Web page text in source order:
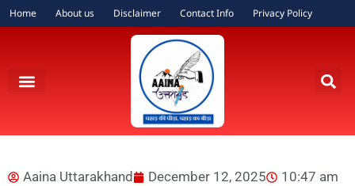
Home About us Disclaimer Contact Info Privacy Policy
Aaina Uttarakhand December 12, 2025 10:47 am